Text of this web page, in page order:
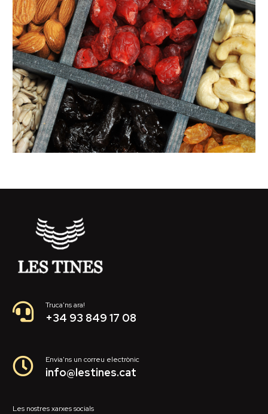
Truca'ns ara!
+34 93 849 17 08
Envia'ns un correu electrònic
info@lestines.cat
Les nostres xarxes socials